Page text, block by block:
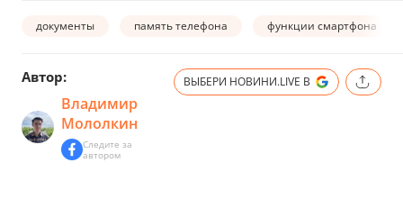
документы память телефона функции смартфона
Автор:
Владимир
Мололкин
Следите за
автором
ВЫБЕРИ НОВИНИ.LIVE В